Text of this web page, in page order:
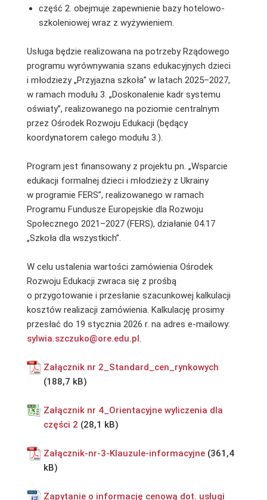
część 2. obejmuje zapewnienie bazy hotelowo-
szkoleniowej wraz z wyżywieniem.
Usługa będzie realizowana na potrzeby Rządowego
programu wyrównywania szans edukacyjnych dzieci
i młodzieży „Przyjazna szkoła” w latach 2025–2027,
w ramach modułu 3. „Doskonalenie kadr systemu
oświaty”, realizowanego na poziomie centralnym
przez Ośrodek Rozwoju Edukacji (będący
koordynatorem całego modułu 3.).
Program jest finansowany z projektu pn. „Wsparcie
edukacji formalnej dzieci i młodzieży z Ukrainy
w programie FERS”, realizowanego w ramach
Programu Fundusze Europejskie dla Rozwoju
Społecznego 2021–2027 (FERS), działanie 04.17
„Szkoła dla wszystkich”.
W celu ustalenia wartości zamówienia Ośrodek
Rozwoju Edukacji zwraca się z prośbą
o przygotowanie i przesłanie szacunkowej kalkulacji
kosztów realizacji zamówienia. Kalkulację prosimy
przesłać do 19 stycznia 2026 r. na adres e-mailowy:
sylwia.szczuko@ore.edu.pl.
Załącznik nr 2_Standard_cen_rynkowych
Załącznik nr 4_Orientacyjne wyliczenia dla
części 2
Załącznik-nr-3-Klauzule-informacyjne
Zapytanie o informację cenową dot. usługi